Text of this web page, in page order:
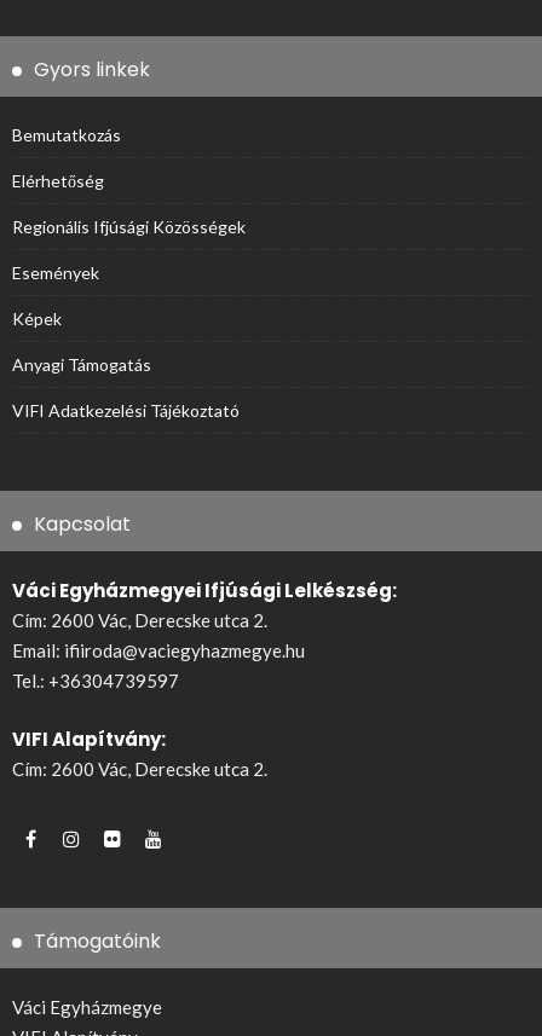
Gyors linkek
Bemutatkozás
Elérhetőség
Regionális Ifjúsági Közösségek
Események
Képek
Anyagi Támogatás
VIFI Adatkezelési Tájékoztató
Kapcsolat
Váci Egyházmegyei Ifjúsági Lelkészség:
Cím: 2600 Vác, Derecske utca 2.
Email: ifiiroda@vaciegyhazmegye.hu
Tel.: +36304739597
VIFI Alapítvány:
Cím: 2600 Vác, Derecske utca 2.
Támogatóink
Váci Egyházmegye